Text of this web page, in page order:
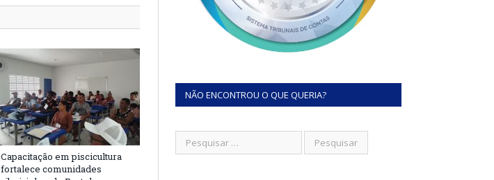
Capacitação em piscicultura
fortalece comunidades
NÃO ENCONTROU O QUE QUERIA?